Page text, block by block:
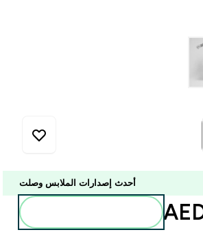
أحدث إصدارات الملابس وصلت